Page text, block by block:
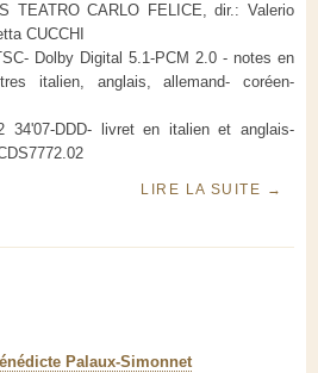
TEATRO CARLO FELICE, dir.: Valerio
CUCCHI
Dolby Digital 5.1-PCM 2.0 - notes en
italien, anglais, allemand- coréen-
34'07-DDD- livret en italien et anglais-
LIRE LA SUITE →
Palaux-Simonnet